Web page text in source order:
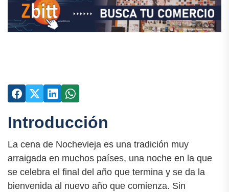
Introducción
La cena de Nochevieja es una tradición muy
arraigada en muchos países, una noche en la que
se celebra el final del año que termina y se da la
bienvenida al nuevo año que comienza. Sin